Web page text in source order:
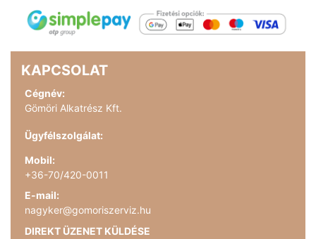
KAPCSOLAT
Cégnév:
Gömöri Alkatrész Kft.
Ügyfélszolgálat:
Mobil:
+36-70/420-0011
E-mail:
nagyker@gomoriszerviz.hu
DIREKT ÜZENET KÜLDÉSE